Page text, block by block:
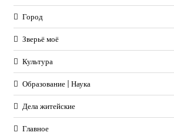
Город
Зверьё моё
Культура
Образование | Наука
Дела житейские
Главное